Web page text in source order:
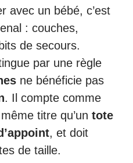
avec un bébé, c’est
: couches,
de secours.
par une règle
ne bénéficie pas
. Il compte comme
titre qu’un tote
, et doit
de taille.